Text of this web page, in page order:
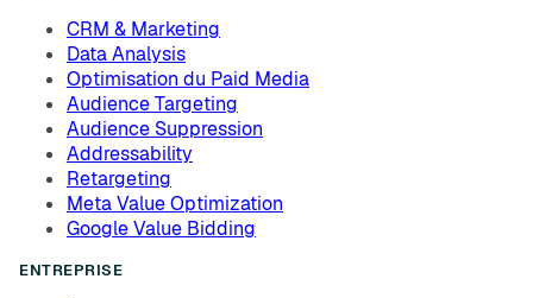
CRM & Marketing
Data Analysis
Optimisation du Paid Media
Audience Targeting
Audience Suppression
Addressability
Retargeting
Meta Value Optimization
Google Value Bidding
ENTREPRISE